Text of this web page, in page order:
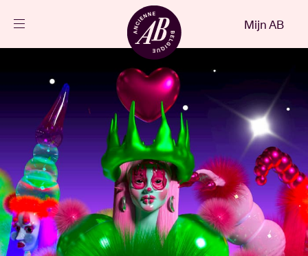
NL
Agenda
Projecten
Nieuws
Bezoekersinfo
Mijn AB